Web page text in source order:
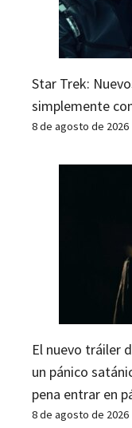
Star Trek:
simplemente
8 de agosto de 2026
El nuevo tráiler
un pánico
pena entrar en
8 de agosto de 2026